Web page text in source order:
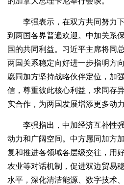
李强表示，在双方共同努力下
到两国各界普遍欢迎。中加关系
国的共同利益。习近平主席将同
两国关系稳定向好进一步指明方
愿同加方坚持战略伙伴定位，加
信，尊重彼此核心利益，求同存
实合作，为两国发展增添更多动力
李强指出，中加经济互补性强
动力和广阔空间。中方愿同加方
复和推进各领域各层级交往，用
农业等对话机制，促进双边贸易
水平，深化清洁能源、数字技术